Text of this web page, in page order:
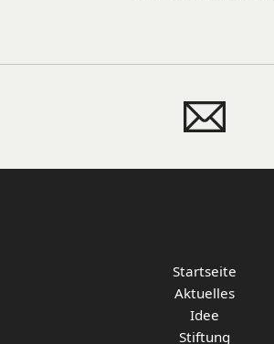
Startseite
Aktuelles
Idee
Stiftung